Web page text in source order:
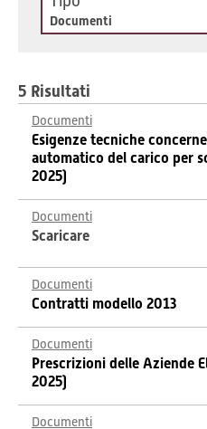
Documenti
5 Risultati
Documenti
Esigenze tecniche
automatico del carico per
2025)
Documenti
Scaricare
Documenti
Contratti modello 2013
Documenti
Prescrizioni delle Aziende
2025)
Documenti